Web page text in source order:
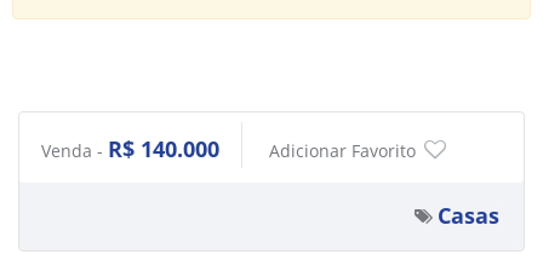
Venda - R$ 140.000 Adicionar Favorito
Casas